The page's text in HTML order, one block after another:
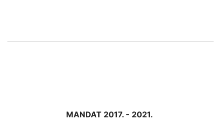
MANDAT 2017. - 2021.